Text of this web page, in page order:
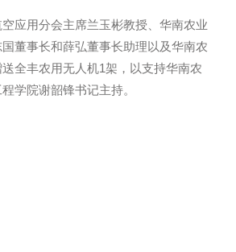
农用无人机捐赠仪式暨产学研合作协
准农业航空应用分会主席兰玉彬教授
限公司王志国董事长和薛弘董事长助
研究中心赠送全丰农用无人机1架，以
仪式由工程学院谢韶锋书记主持。